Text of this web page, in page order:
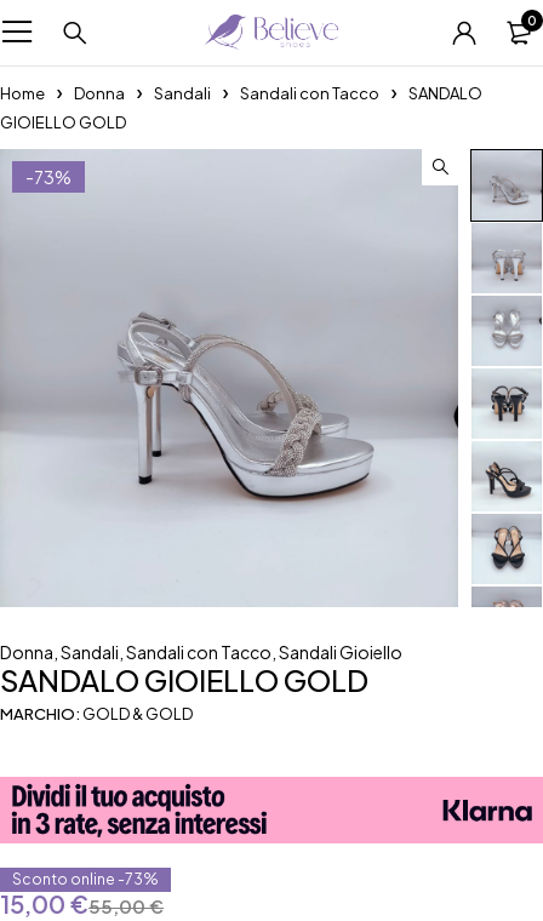
0
Home Donna Sandali Sandali con Tacco
SANDALO
GIOIELLO GOLD
-73%
Donna Sandali Sandali con Tacco Sandali Gioiello
SANDALO GIOIELLO GOLD
MARCHIO: GOLD & GOLD
Sconto online -73%
55,00€
15,00 €